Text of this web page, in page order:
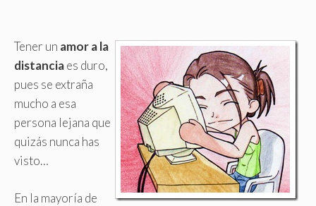
Tener un amor a la
distanciaes duro,
pues se extraña
mucho a esa
persona lejana que
quizás nunca has
visto…
En la mayoría de